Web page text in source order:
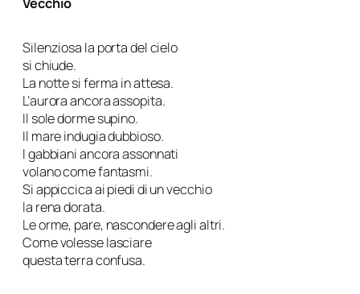
Vecchio
Silenziosa la porta del cielo
si chiude.
La notte si ferma in attesa.
L’aurora ancora assopita.
Il sole dorme supino.
Il mare indugia dubbioso.
I gabbiani ancora assonnati
volano come fantasmi.
Si appiccica ai piedi di un vecchio
la rena dorata.
Le orme, pare, nascondere agli altri.
Come volesse lasciare
questa terra confusa.